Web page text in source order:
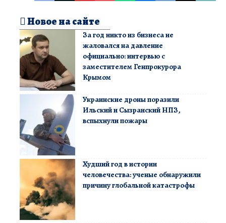
Новое на сайте
За год никто из бизнеса не
жаловался на давление
официально: интервью с
заместителем Генпрокурора
Крымом
Украинские дроны поразили
Ильский и Сызранский НПЗ,
вспыхнули пожары
Худший год в истории
человечества: ученые обнаружили
причину глобальной катастрофы